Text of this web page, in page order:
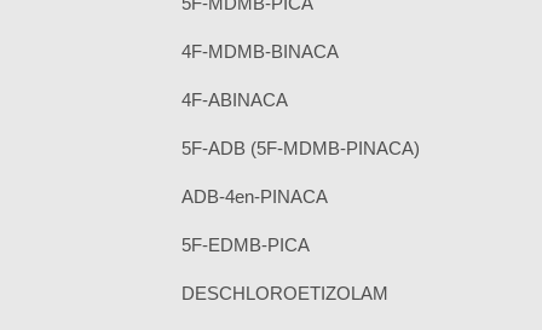
4F-MDMB-BINACA
4F-ABINACA
5F-ADB (5F-MDMB-PINACA)
ADB-4en-PINACA
5F-EDMB-PICA
DESCHLOROETIZOLAM